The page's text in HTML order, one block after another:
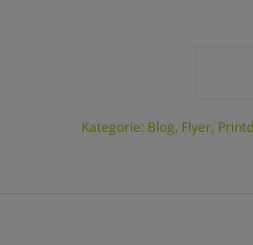
Kategorie: Blog, Flyer,